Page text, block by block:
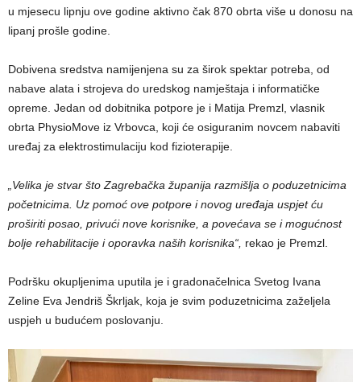
u mjesecu lipnju ove godine aktivno čak 870 obrta više u donosu na
lipanj prošle godine.
Dobivena sredstva namijenjena su za širok spektar potreba, od
nabave alata i strojeva do uredskog namještaja i informatičke
opreme. Jedan od dobitnika potpore je i Matija Premzl, vlasnik
obrta PhysioMove iz Vrbovca, koji će osiguranim novcem nabaviti
uređaj za elektrostimulaciju kod fizioterapije.
„Velika je stvar što Zagrebačka županija razmišlja o poduzetnicima
početnicima. Uz pomoć ove potpore i novog uređaja uspjet ću
proširiti posao, privući nove korisnike, a povećava se i mogućnost
bolje rehabilitacije i oporavka naših korisnika“, rekao je Premzl.
Podršku okupljenima uputila je i gradonačelnica Svetog Ivana
Zeline Eva Jendriš Škrljak, koja je svim poduzetnicima zaželjela
uspjeh u budućem poslovanju.